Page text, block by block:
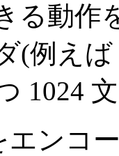
る動作
(例え
1024
エンコ